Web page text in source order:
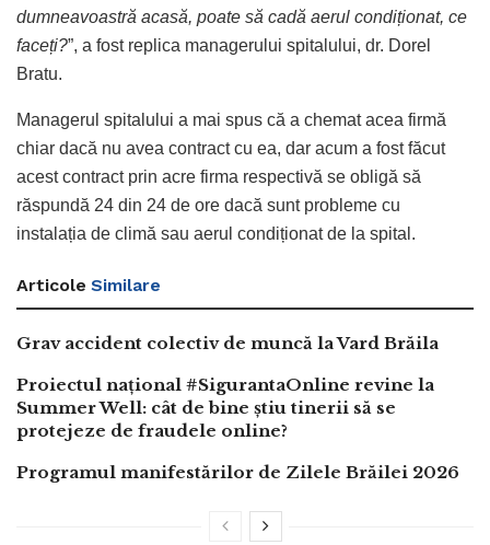
dumneavoastră acasă, poate să cadă aerul condiționat, ce
faceți?”, a fost replica managerului spitalului, dr. Dorel
Bratu.
Managerul spitalului a mai spus că a chemat acea firmă
chiar dacă nu avea contract cu ea, dar acum a fost făcut
acest contract prin acre firma respectivă se obligă să
răspundă 24 din 24 de ore dacă sunt probleme cu
instalația de climă sau aerul condiționat de la spital.
Articole Similare
Grav accident colectiv de muncă la Vard Brăila
Proiectul național #SigurantaOnline revine la
Summer Well: cât de bine știu tinerii să se
protejeze de fraudele online?
Programul manifestărilor de Zilele Brăilei 2026